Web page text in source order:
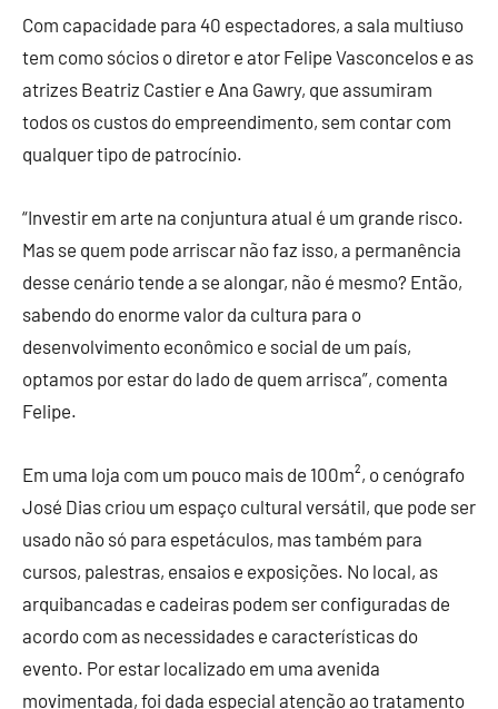
Com capacidade para 40 espectadores, a sala multiuso
tem como sócios o diretor e ator Felipe Vasconcelos e as
atrizes Beatriz Castier e Ana Gawry, que assumiram
todos os custos do empreendimento, sem contar com
qualquer tipo de patrocínio.
“Investir em arte na conjuntura atual é um grande risco.
Mas se quem pode arriscar não faz isso, a permanência
desse cenário tende a se alongar, não é mesmo? Então,
sabendo do enorme valor da cultura para o
desenvolvimento econômico e social de um país,
optamos por estar do lado de quem arrisca”, comenta
Felipe.
Em uma loja com um pouco mais de 100m², o cenógrafo
José Dias criou um espaço cultural versátil, que pode ser
usado não só para espetáculos, mas também para
cursos, palestras, ensaios e exposições. No local, as
arquibancadas e cadeiras podem ser configuradas de
acordo com as necessidades e características do
evento. Por estar localizado em uma avenida
movimentada, foi dada especial atenção ao tratamento